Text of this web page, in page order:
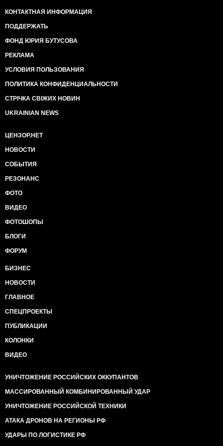
КОНТАКТНАЯ ИНФОРМАЦИЯ
ПОДДЕРЖАТЬ
ФОНД ЮРИЯ БУТУСОВА
РЕКЛАМА
УСЛОВИЯ ПОЛЬЗОВАНИЯ
ПОЛИТИКА КОНФИДЕНЦИАЛЬНОСТИ
СТРІЧКА СВІЖИХ НОВИН
UKRAINIAN NEWS
ЦЕНЗОР.НЕТ
НОВОСТИ
СОБЫТИЯ
РЕЗОНАНС
ФОТО
ВИДЕО
ФОТОШОПЫ
БЛОГИ
ФОРУМ
БИЗНЕС
НОВОСТИ
ГЛАВНОЕ
СПЕЦПРОЕКТЫ
ПУБЛИКАЦИИ
КОЛОНКИ
ВИДЕО
УНИЧТОЖЕНИЕ РОССИЙСКИХ ОККУПАНТОВ
МАССИРОВАННЫЙ КОМБИНИРОВАННЫЙ УДАР
УНИЧТОЖЕНИЕ РОССИЙСКОЙ ТЕХНИКИ
АТАКА ДРОНОВ НА РЕГИОНЫ РФ
УДАРЫ ПО ЛОГИСТИКЕ РФ